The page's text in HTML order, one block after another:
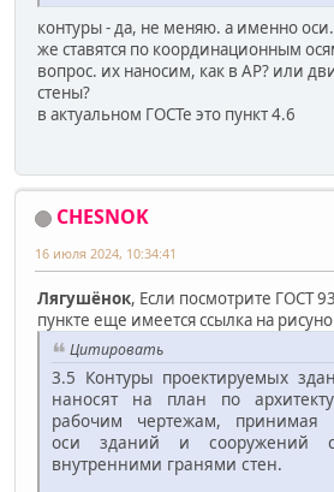
контуры - да, не меняю. а именно
же ставятся по координационным
вопрос. их наносим, как в АР? или
стены?
в актуальном ГОСТе это пункт 4.6
CHESNOK
16 июля 2024, 10:34:41
Лягушёнок, Если посмотрите ГОСТ
пункте еще имеется ссылка на
Цитировать
3.5 Контуры проектируемых
наносят на план по
рабочим чертежам, принимая
оси зданий и сооружений
внутренними гранями стен.